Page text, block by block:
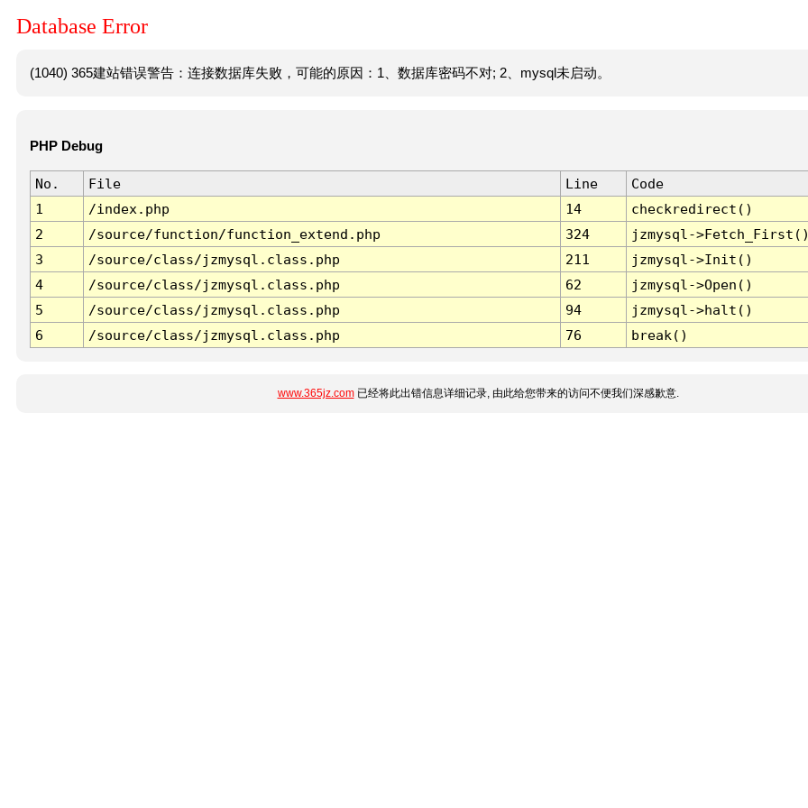
Database Error
(1040) 365建站错误警告：连接数据库失败，可能的原因：1、数据库密码不对; 2、mysql未启动。
PHP Debug
No. File Line
Code
1
/index.php 14
checkredirect()
2
/source/function/function_extend.php 324
jzmysql-
3
/source/class/jzmysql.class.php 211
jzmysql->Init()
4
/source/class/jzmysql.class.php 62
jzmysql->Open()
5
/source/class/jzmysql.class.php 94
jzmysql->halt()
6
/source/class/jzmysql.class.php 76 break()
www.365jz.com已经将此出错信息详细记录, 由此给您带来的访问不便我们深感歉意.